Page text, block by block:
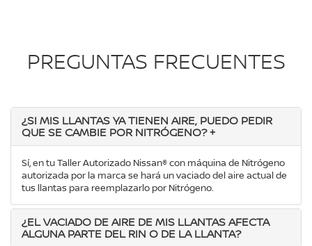
PREGUNTAS FRECUENTES
¿SI MIS LLANTAS YA TIENEN AIRE, PUEDO PEDIR
QUE SE CAMBIE POR NITRÓGENO?+
Sí, en tu Taller Autorizado Nissan® con máquina de Nitrógeno
autorizada por la marca se hará un vaciado del aire actual de
tus llantas para reemplazarlo por Nitrógeno.
¿EL VACIADO DE AIRE DE MIS LLANTAS AFECTA
ALGUNA PARTE DEL RIN O DE LA LLANTA?